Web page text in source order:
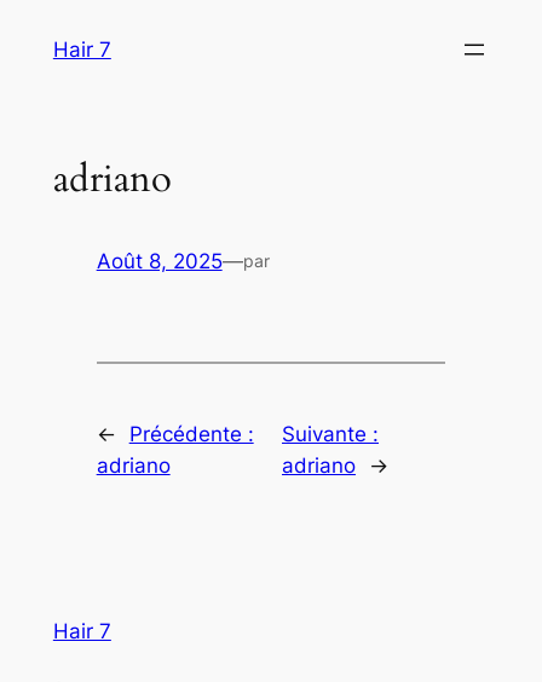
Hair 7
adriano
Août 8, 2025—par
←
Précédente :
adriano
Suivante :
adriano
→
Hair 7